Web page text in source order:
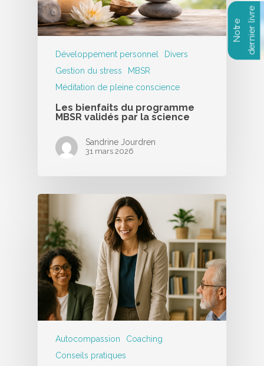
Développement personnel
Divers
Gestion du stress
MBSR
Méditation de pleine conscience
Les bienfaits du programme
MBSR validés par la science
Sandrine Jourdren
31 mars 2026
Autocompassion
Coaching
Conseils pratiques